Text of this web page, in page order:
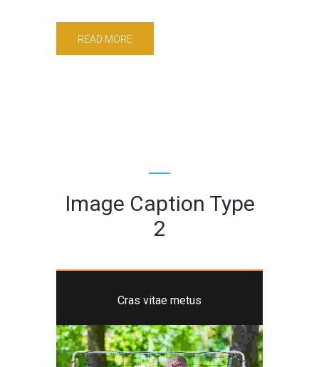
READ MORE
Image Caption Type
2
Cras vitae metus